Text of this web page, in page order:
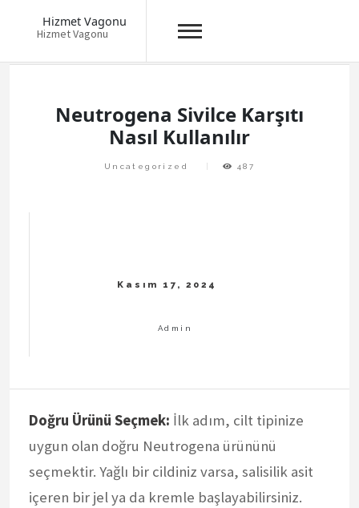
Hizmet Vagonu
Hizmet Vagonu
Neutrogena Sivilce Karşıtı
Nasıl Kullanılır
Uncategorized 487
Doğru Ürünü Seçmek: İlk adım, cilt tipinize
uygun olan doğru Neutrogena ürününü
seçmektir. Yağlı bir cildiniz varsa, salisilik asit
içeren bir jel ya da kremle başlayabilirsiniz.